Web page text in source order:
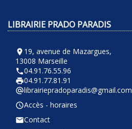
LIBRAIRIE PRADO PARADIS
room 19, avenue de Mazargues,
13008 Marseille
phone04.91.76.55.96
local_printshop04.91.77.81.91
alternate_emaillibrairiepradoparadis@gmail.com
query_builderAccès - horaires
emailContact